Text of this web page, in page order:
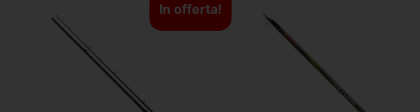
In offerta!